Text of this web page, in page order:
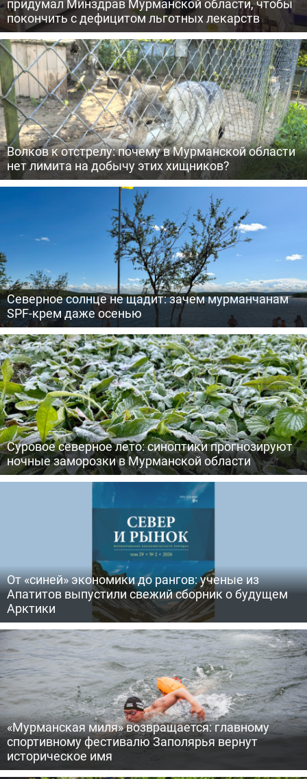
придумал Минздрав Мурманской области, чтобы
покончить с дефицитом льготных лекарств
Волков к отстрелу: почему в Мурманской области
нет лимита на добычу этих хищников?
Северное солнце не щадит: зачем мурманчанам
SPF-крем даже осенью
Суровое северное лето: синоптики прогнозируют
ночные заморозки в Мурманской области
От «синей» экономики до рангов: ученые из
Апатитов выпустили свежий сборник о будущем
Арктики
«Мурманская миля» возвращается: главному
спортивному фестивалю Заполярья вернут
историческое имя